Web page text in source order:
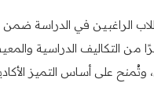
الراغبين في الدراسة ضمن
من التكاليف الدراسية
وتُمنح على أساس التميز